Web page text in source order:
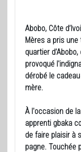
Abobo, Côte
Mères a pris
quartier
provoqué
dérobé le
mère.
À l'occasion de
apprenti gbaka
de faire plaisir à
pagne. Touchée